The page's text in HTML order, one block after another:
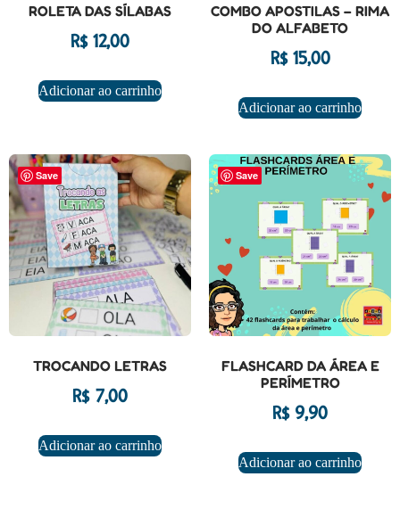
ROLETA DAS SÍLABAS
R$12,00
Adicionar ao carrinho
COMBO APOSTILAS – RIMA
DO ALFABETO
R$15,00
Adicionar ao carrinho
Save
TROCANDO LETRAS
R$7,00
Adicionar ao carrinho
Save
FLASHCARD DA ÁREA E
PERÍMETRO
R$9,90
Adicionar ao carrinho